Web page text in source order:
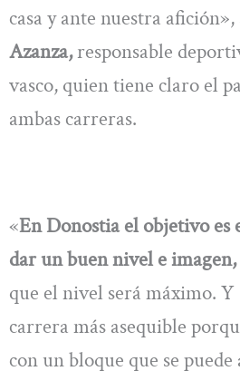
casa y ante nuestra
Azanza,responsable
vasco, quien tiene claro el
ambas carreras.
«En Donostia el objetivo es
dar un buen nivel e imagen,
que el nivel será máximo. Y
carrera más asequible
con un bloque que se puede